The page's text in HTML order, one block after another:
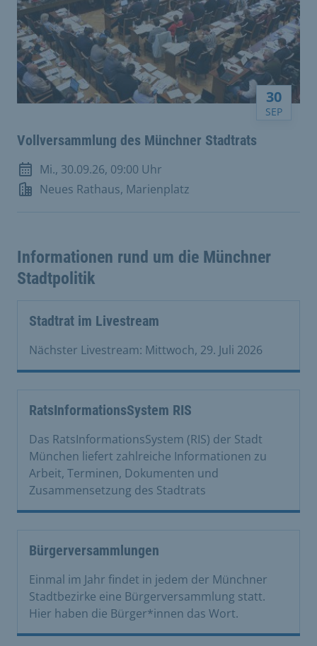
30
SEP
Vollversammlung des Münchner Stadtrats
Veranstaltungsdatum
Mi., 30.09.26, 09:00 Uhr
Veranstaltungsort
Neues Rathaus, Marienplatz
Informationen rund um die Münchner
Stadtpolitik
Stadtrat im Livestream
Nächster Livestream: Mittwoch, 29. Juli 2026
RatsInformationsSystem RIS
Das RatsInformationsSystem (RIS) der Stadt
München liefert zahlreiche Informationen zu
Arbeit, Terminen, Dokumenten und
Zusammensetzung des Stadtrats
Bürgerversammlungen
Einmal im Jahr findet in jedem der Münchner
Stadtbezirke eine Bürgerversammlung statt.
Hier haben die Bürger*innen das Wort.